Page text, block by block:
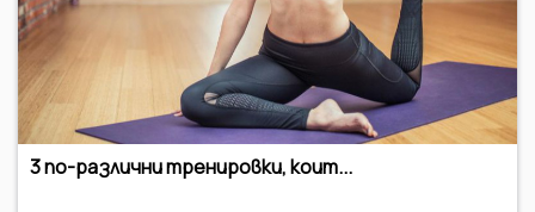
3 по-различни тренировки, коит...